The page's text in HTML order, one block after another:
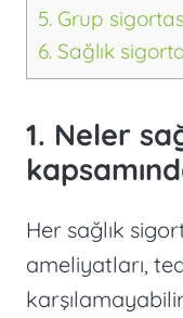
5. Grup
6. Sağlık
1. Neler
Her sağlık
ameliyatları,